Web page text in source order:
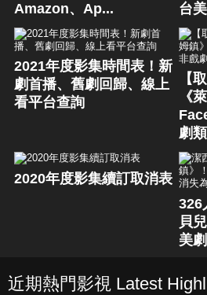
Amazon、Ap...
台
2021年度影集時間表！新
劇首播、舊劇回歸、線上
看平台查詢
【
《
劇
2020年度影集續訂取消表
326
貝
美
近期熱門影視 Latest